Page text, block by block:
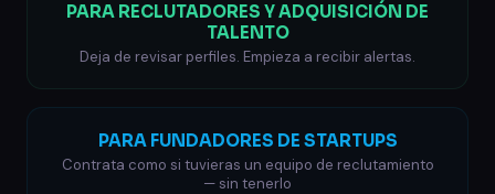
PARA RECLUTADORES Y ADQUISICIÓN DE
TALENTO
Deja de revisar perfiles. Empieza a recibir alertas.
PARA FUNDADORES DE STARTUPS
Contrata como si tuvieras un equipo de reclutamiento
— sin tenerlo